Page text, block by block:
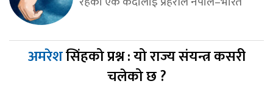
अमरेशसिंहको प्रश्न : यो राज्य संयन्त्र कसरी
चलेको छ ?